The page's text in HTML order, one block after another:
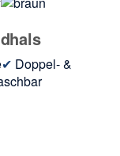
✔ Doppel- &